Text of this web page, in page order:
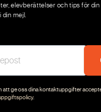
elevberättelser och tips för
din mejl.
att ge oss dina kontaktuppgifter
.